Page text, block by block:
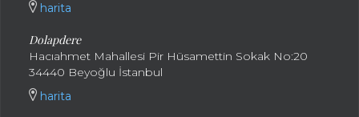
harita
Dolapdere
Hacıahmet Mahallesi Pir Hüsamettin Sokak No:20
34440 Beyoğlu İstanbul
harita